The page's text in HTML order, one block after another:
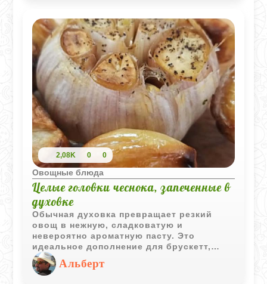
2,08K 0 0
Овощные блюда
Целые головки чеснока, запеченные в
духовке
Обычная духовка превращает резкий
овощ в нежную, сладковатую и
невероятно ароматную пасту. Это
идеальное дополнение для брускетт,
салатных заправок или просто чтобы
намазать на свежий хлеб. Готовится все
элементарно, а результат получается
Альберт